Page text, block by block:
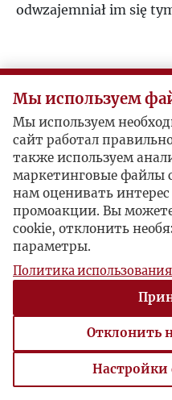
odwzajemniał im się
Мы используем
Мы используем
сайт работал
также используем
маркетинговые файлы
нам оценивать
промоакции. Вы
cookie, отклонить
параметры.
Политика
Отклонить
Настройки
Настройки файлов cookie